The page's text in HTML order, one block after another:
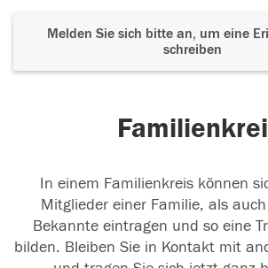
Melden Sie sich bitte an, um eine
schreiben
In einem Familienkreis können
Mitglieder einer Familie, als
Bekannte eintragen und so eine
bilden. Bleiben Sie in Kontakt mit